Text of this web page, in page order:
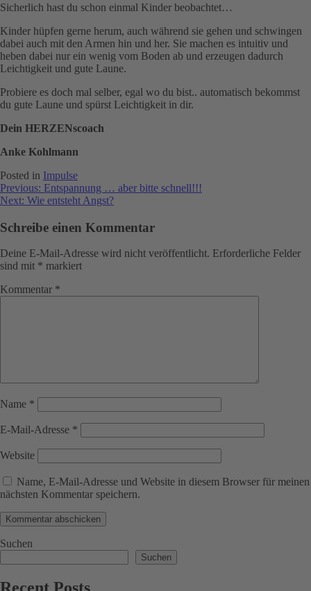
Sicherlich hast du schon einmal Kinder beobachtet…
Kinder hüpfen gerne herum, auch während sie gehen und schwingen
dabei auch mit den Armen hin und her. Sie machen es intuitiv und
heben dabei nur ein wenig vom Boden ab und erzeugen dadurch
Leichtigkeit und gute Laune.
Probiere es doch mal selber, egal wo du bist.. automatisch bekommst
du gute Laune und spürst Leichtigkeit in dir.
Dein HERZENscoach
Anke Kohlmann
Posted in Impulse
Previous: Entspannung … aber bitte schnell!!!
Next: Wie entsteht Angst?
Schreibe einen Kommentar
Deine E-Mail-Adresse wird nicht veröffentlicht. Erforderliche Felder
sind mit * markiert
Kommentar *
Name *
E-Mail-Adresse *
Website
Name, E-Mail-Adresse und Website in diesem Browser für meinen
nächsten Kommentar speichern.
Suchen
Suchen